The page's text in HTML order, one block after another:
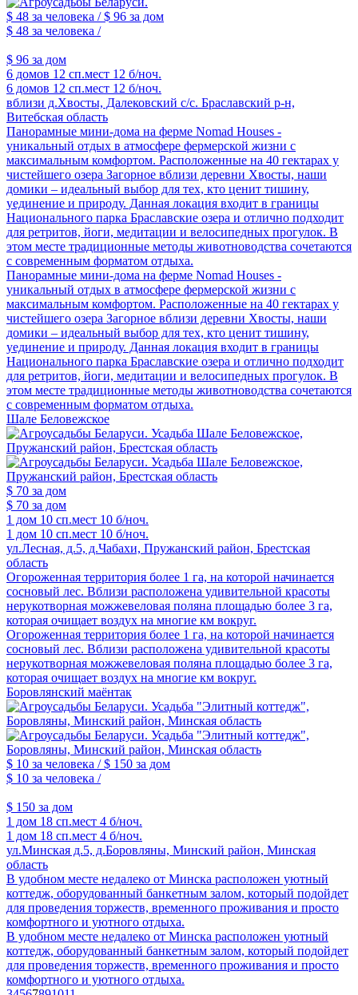
$ 48 за человека /$ 96 за дом
$ 48 за человека /
$ 96 за дом
6 домов 12 сп.мест 12 б/ноч.
6 домов 12 сп.мест 12 б/ноч.
вблизи д.Хвосты, Далековский с/с. Браславский р-н,
Витебская область
Панорамные мини-дома на ферме Nomad Houses -
уникальный отдых в атмосфере фермерской жизни с
максимальным комфортом. Расположенные на 40 гектарах у
чистейшего озера Загорное вблизи деревни Хвосты, наши
домики – идеальный выбор для тех, кто ценит тишину,
уединение и природу. Данная локация входит в границы
Национального парка Браславские озера и отлично подходит
для ретритов, йоги, медитации и велосипедных прогулок. В
этом месте традиционные методы животноводства сочетаются
с современным форматом отдыха.
Панорамные мини-дома на ферме Nomad Houses -
уникальный отдых в атмосфере фермерской жизни с
максимальным комфортом. Расположенные на 40 гектарах у
чистейшего озера Загорное вблизи деревни Хвосты, наши
домики – идеальный выбор для тех, кто ценит тишину,
уединение и природу. Данная локация входит в границы
Национального парка Браславские озера и отлично подходит
для ретритов, йоги, медитации и велосипедных прогулок. В
этом месте традиционные методы животноводства сочетаются
с современным форматом отдыха.
Шале Беловежское
$ 70 за дом
$ 70 за дом
1 дом 10 сп.мест 10 б/ноч.
1 дом 10 сп.мест 10 б/ноч.
ул.Лесная, д.5, д.Чабахи, Пружанский район, Брестская
область
Огороженная территория более 1 га, на которой начинается
сосновый лес. Вблизи расположена удивительной красоты
нерукотворная можжевеловая поляна площадью более 3 га,
которая очищает воздух на многие км вокруг.
Огороженная территория более 1 га, на которой начинается
сосновый лес. Вблизи расположена удивительной красоты
нерукотворная можжевеловая поляна площадью более 3 га,
которая очищает воздух на многие км вокруг.
Боровлянский маёнтак
$ 10 за человека /$ 150 за дом
$ 10 за человека /
$ 150 за дом
1 дом 18 сп.мест 4 б/ноч.
1 дом 18 сп.мест 4 б/ноч.
ул.Минская д.5, д.Боровляны, Минский район, Минская
область
В удобном месте недалеко от Минска расположен уютный
коттедж, оборудованный банкетным залом, который подойдет
для проведения торжеств, временного проживания и просто
комфортного и уютного отдыха.
В удобном месте недалеко от Минска расположен уютный
коттедж, оборудованный банкетным залом, который подойдет
для проведения торжеств, временного проживания и просто
комфортного и уютного отдыха.